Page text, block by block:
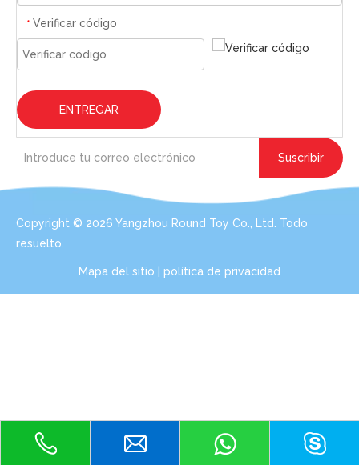
* Verificar código
ENTREGAR
Suscribir
Copyright © 2026 Yangzhou Round Toy Co., Ltd. Todo
resuelto.
Mapa del sitio política de privacidad